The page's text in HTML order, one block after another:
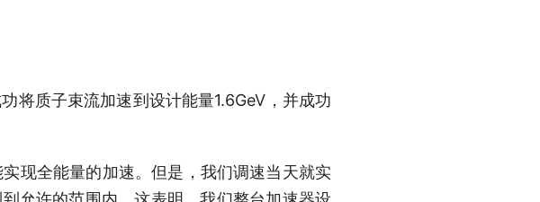
质子束流加速到设计能量1.6GeV，并成功
现全能量的加速。但是，我们调速当天就实